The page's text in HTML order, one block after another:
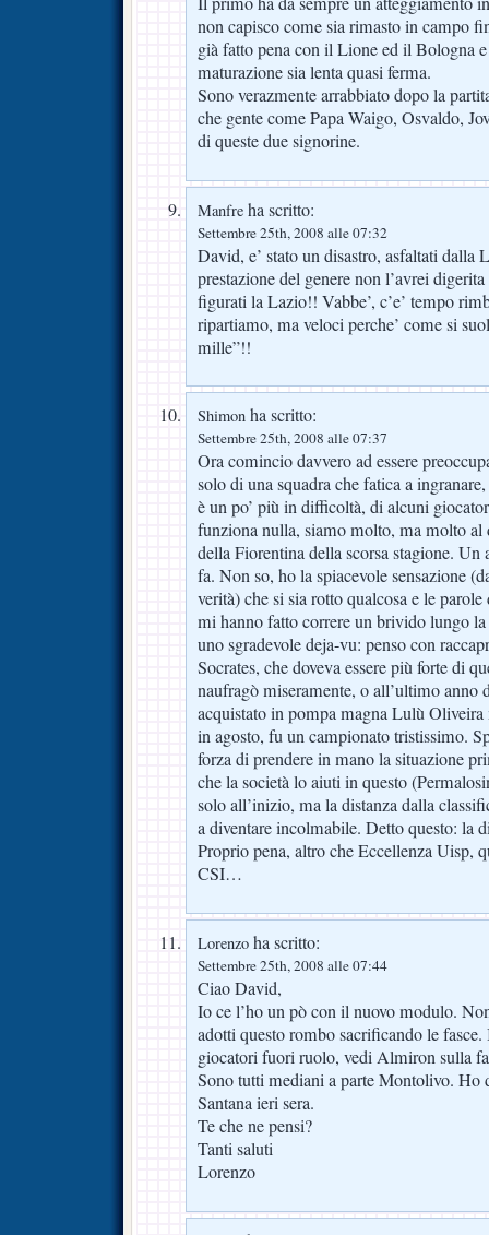
non capisco come sia rimasto in campo
già fatto pena con il Lione ed il Bologna
maturazione sia lenta quasi ferma.
Sono verazmente arrabbiato dopo la
che gente come Papa Waigo, Osvaldo,
di queste due signorine.
Manfre ha scritto:
Settembre 25th, 2008 alle 07:32
David, e’ stato un disastro, asfaltati dalla
prestazione del genere non l’avrei
figurati la Lazio!! Vabbe’, c’e’ tempo
ripartiamo, ma veloci perche’ come si suol
mille”!!
Shimon ha scritto:
Settembre 25th, 2008 alle 07:37
Ora comincio davvero ad essere
solo di una squadra che fatica a
è un po’ più in difficoltà, di alcuni
funziona nulla, siamo molto, ma molto al
della Fiorentina della scorsa stagione.
fa. Non so, ho la spiacevole sensazione
verità) che si sia rotto qualcosa e le
mi hanno fatto correre un brivido lungo
uno sgradevole deja-vu: penso con
Socrates, che doveva essere più forte di
naufragò miseramente, o all’ultimo anno
acquistato in pompa magna Lulù Oliveira
in agosto, fu un campionato tristissimo.
forza di prendere in mano la situazione
che la società lo aiuti in questo
solo all’inizio, ma la distanza dalla
a diventare incolmabile. Detto questo: la
Proprio pena, altro che Eccellenza Uisp,
CSI…
Lorenzo ha scritto:
Settembre 25th, 2008 alle 07:44
Ciao David,
Io ce l’ho un pò con il nuovo modulo.
adotti questo rombo sacrificando le
giocatori fuori ruolo, vedi Almiron sulla
Sono tutti mediani a parte Montolivo. Ho
Santana ieri sera.
Te che ne pensi?
Tanti saluti
Lorenzo